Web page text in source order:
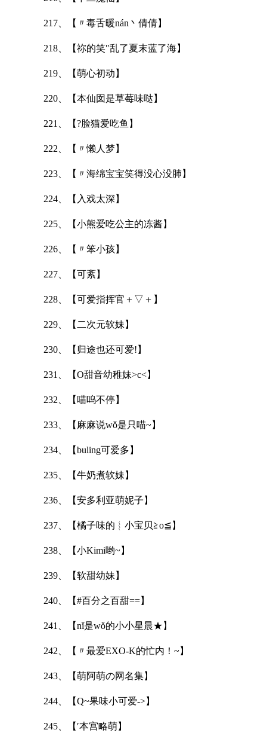
217、【〃毒舌暖nán丶倩倩】
218、【祢的笑″乱了夏末蓝了海】
219、【萌心初动】
220、【本仙囡是草莓味哒】
221、【?脸猫爱吃鱼】
222、【〃懒人梦】
223、【〃海绵宝宝笑得没心没肺】
224、【入戏太深】
225、【小熊爱吃公主的冻酱】
226、【〃笨小孩】
227、【可紊】
228、【可爱指挥官＋▽＋】
229、【二次元软妹】
230、【归途也还可爱!】
231、【O甜音幼稚妹>c<】
232、【喵呜不停】
233、【麻麻说wǒ是只喵~】
234、【buling可爱多】
235、【牛奶煮软妹】
236、【安多利亚萌妮子】
237、【橘子味的︴小宝贝≧o≦】
238、【小Kimi哟~】
239、【软甜幼妹】
240、【#百分之百甜==】
241、【nǐ是wǒ的小小星晨★】
242、【〃最爱EXO-K的忙内！~】
243、【萌阿萌の网名集】
244、【Q~果味小可爱->】
245、【′本宫略萌】